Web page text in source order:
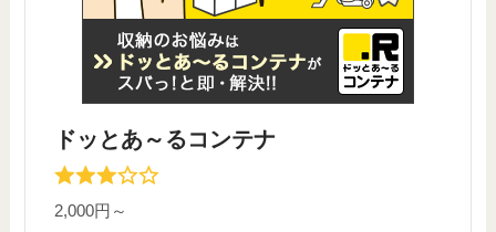
ドッとあ～るコンテナ
2,000円～